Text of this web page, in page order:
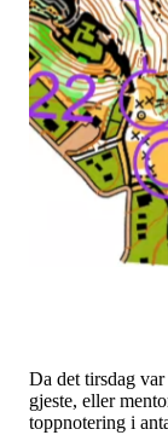
Da det tirsdag
gjeste, eller
toppnotering i